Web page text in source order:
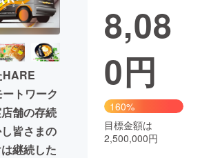
起業
・地域活性化
Social Good
CAMPFIRE Creation
さと納税machi-ya コミュニティ
HARE
トワーク
舗の存続
皆さまの
継続した
8,08
0円
160%
目標金額は
2,500,000円